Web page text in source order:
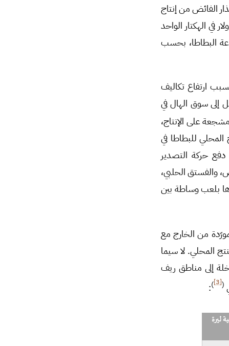
الفائض من إنتاج
حوالي 25% ومن البطاطا 19% من إجمالي الإنتاج، وبالكاد يربح المزارع 100 دولار في الهكتار الواحد
الهكتار الواحد من زراعة البطاطا، بحسب
ارتفاع تكاليف
الوقت الذي يبلغ كيلو البصل في منطقة الباب 200 ليرة يصل إلى سوق الهال في
على الإنتاج،
يبلغ الإنتاج المحلي للبطاطا في
حركة التصدير
والفستق الحلبي،
بلعب وساطة بين
من الخارج مع
المحلي. لا سيما
التركية الداخلة إلى مناطق ريف
(
[3]
)
: